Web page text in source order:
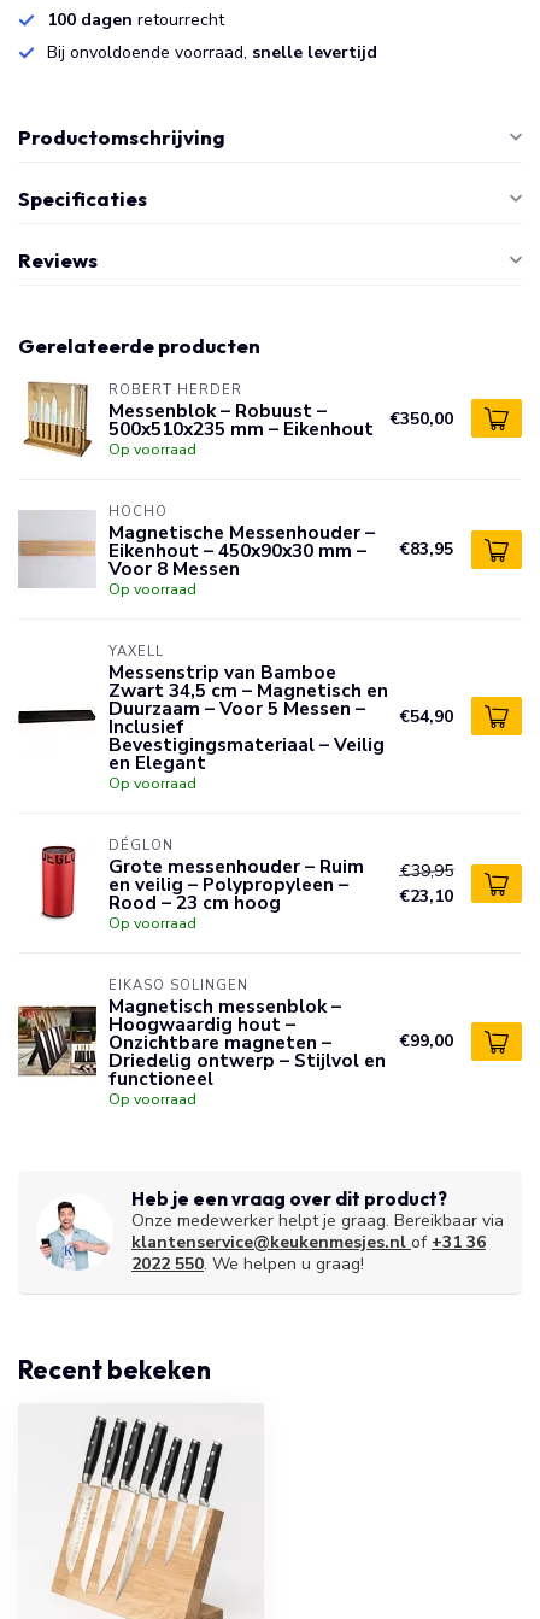
100 dagen retourrecht
Bij onvoldoende voorraad, snelle levertijd
Productomschrijving
Specificaties
Reviews
Gerelateerde producten
ROBERT HERDER
Messenblok – Robuust –
500x510x235 mm – Eikenhout
Op voorraad
€350,00
HOCHO
Magnetische Messenhouder –
Eikenhout – 450x90x30 mm –
Voor 8 Messen
Op voorraad
€83,95
YAXELL
Messenstrip van Bamboe
Zwart 34,5 cm – Magnetisch en
Duurzaam – Voor 5 Messen –
Inclusief
Bevestigingsmateriaal – Veilig
en Elegant
Op voorraad
€54,90
DÉGLON
Grote messenhouder – Ruim
en veilig – Polypropyleen –
Rood – 23 cm hoog
Op voorraad
€39,95
€23,10
EIKASO SOLINGEN
Magnetisch messenblok –
Hoogwaardig hout –
Onzichtbare magneten –
Driedelig ontwerp – Stijlvol en
functioneel
Op voorraad
€99,00
Heb je een vraag over dit product?
Onze medewerker helpt je graag. Bereikbaar via
klantenservice@keukenmesjes.nl of +31 36
2022 550. We helpen u graag!
Recent bekeken